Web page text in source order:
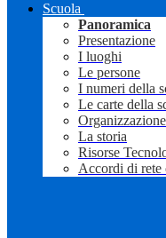
Scuola
Panoramica
Presentazione
I luoghi
Le persone
I numeri della
Le carte della
Organizzazione
La storia
Risorse
Accordi di rete